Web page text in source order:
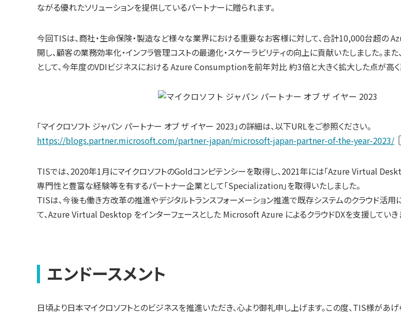
ながる優れたソリューションを提供しているパートナーに贈られます。
今回TISは、商社・生命保険・製造など様々な業界における重要なお客様に対して、合計10,000台超の
開し、顧客の業務効率化・インフラ管理コストの最適化・スケーラビリティの向上に貢献いたしました。ま
として、今年度のVDIビジネスにおける Azure Consumptionを前年対比 約3倍と大きく拡大した点が高く
「マイクロソフト ジャパン パートナー オブ ザ イヤー 2023」の詳細は、以下URLをご参照ください。
https://blogs.partner.microsoft.com/partner-japan/microsoft-japan-partner-of-the-year-2023/
TISでは、2020年1月にマイクロソフトのGoldコンピテンシーを取得し、2021年には「Azure Virtual
専門性と豊富な経験等を有するパートナー企業として「Specialization」を取得いたしました。
TISは、今後も働き方改革の推進やデジタルトランスフォーメーション推進で既存システムのクラウド活
て、Azure Virtual Desktop をインターフェースとした Microsoft Azure によるクラウドDXを支援していき
エンドースメント
日頃より日本マイクロソフトとのビジネスを推進いただき、心より御礼申し上げます。この度、TIS様があ